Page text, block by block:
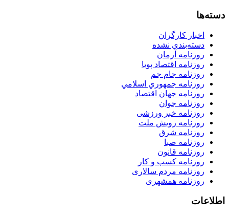
دسته‌ها
اخبار کارگران
دسته‌بندی نشده
روزنامه آرمان
روزنامه اقتصاد پویا
روزنامه جام جم
روزنامه جمهوري اسلامي
روزنامه جهان اقتصاد
روزنامه جوان
روزنامه خبر ورزشى
روزنامه رویش ملت
روزنامه شرق
روزنامه صبا
روزنامه قانون
روزنامه كسب و كار
روزنامه مردم سالاری
روزنامه همشهری
اطلاعات